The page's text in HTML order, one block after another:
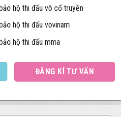
hộ thi đấu võ cổ truyền
hộ thi đấu vovinam
hộ thi đấu mma
ĐĂNG KÍ TƯ VẤN